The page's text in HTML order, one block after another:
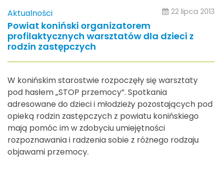
Aktualności 22 lipca 2013
Powiat koniński organizatorem
profilaktycznych warsztatów dla dzieci z
rodzin zastępczych
W konińskim starostwie rozpoczęły się warsztaty
pod hasłem „STOP przemocy”. Spotkania
adresowane do dzieci i młodzieży pozostających pod
opieką rodzin zastępczych z powiatu konińskiego
mają pomóc im w zdobyciu umiejętności
rozpoznawania i radzenia sobie z różnego rodzaju
objawami przemocy.